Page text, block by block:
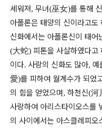
세워져 , 무녀(巫女)를 통해
아폴론은 태양의 신이라고
신화에서는 아폴론신이 태
(大蛇) 피톤을 사살하였다고
이다. 사랑의 신화도 많아, 예
愛)를 피하여 월계수가 되었
의 힘을 얻었으며, 하천신(河
사랑하여 아리스타이오스를
의 사이에서는 아스클레피오